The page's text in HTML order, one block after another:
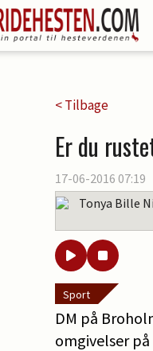
< Tilbage
Er du
17-06-2016 07:19
Tonya Bille
Sport
DM på
omgivelser